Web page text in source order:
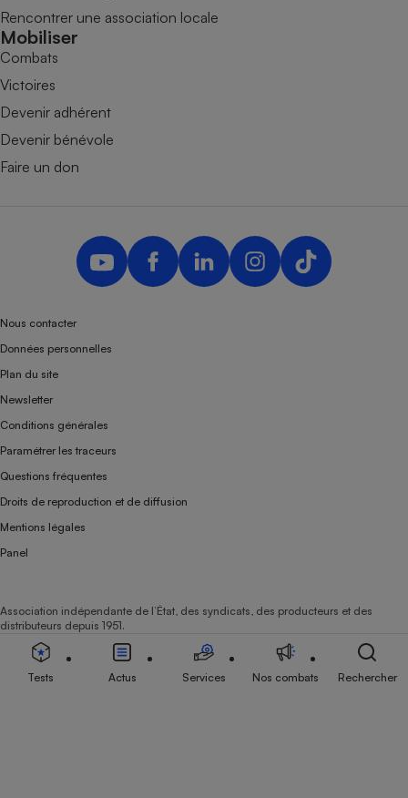
Rencontrer une association locale
Mobiliser
Combats
Victoires
Devenir adhérent
Devenir bénévole
Faire un don
Nous contacter
Données personnelles
Plan du site
Newsletter
Conditions générales
Paramétrer les traceurs
Questions fréquentes
Droits de reproduction et de diffusion
Mentions légales
Panel
Association indépendante de l’État, des syndicats, des producteurs et des
distributeurs depuis 1951.
Tests Actus Services Nos combats Rechercher